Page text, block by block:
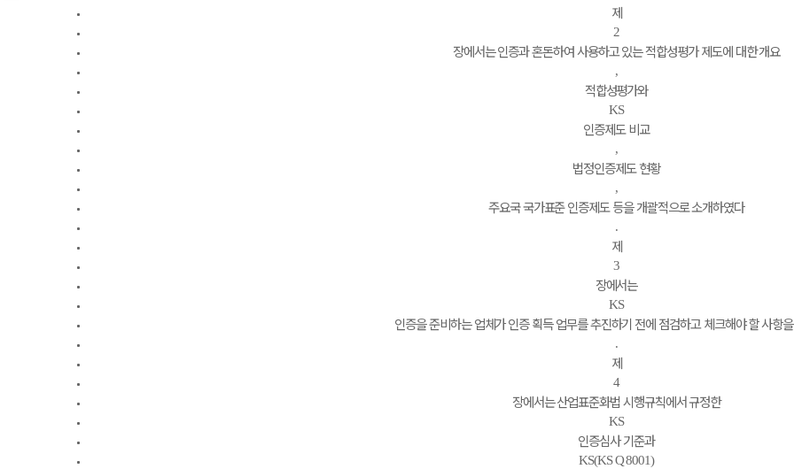
제
2
장에서는 인증과 혼돈하여 사용하고 있는 적합성평가 제도에 대한 개요
,
적합성평가와
KS
인증제도 비교
,
법정인증제도 현황
,
주요국 국가표준 인증제도 등을 개괄적으로 소개하였다
.
제
3
장에서는
KS
인증을 준비하는 업체가 인증 획득 업무를 추진하기 전에 점검하고 체크해야 할 사항
.
제
4
장에서는 산업표준화법 시행규칙에서 규정한
KS
인증심사 기준과
KS(KS Q 8001)